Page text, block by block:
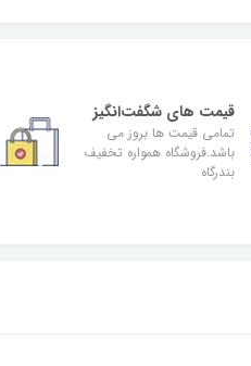
قیمت های شگفت‌انگیز
تمامی قیمت ها بروز می
باشد.فروشگاه همواره تخفیف
بندرگاه